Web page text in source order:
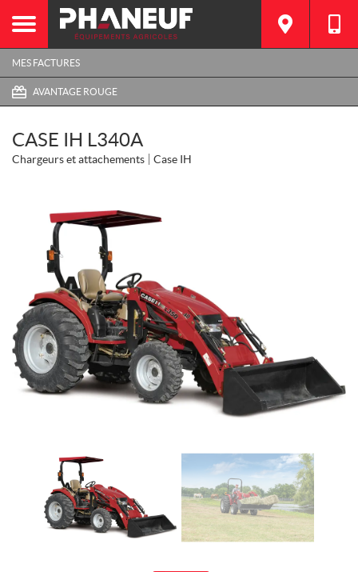
MES FACTURES
AVANTAGE ROUGE
CASE IH L340A
Chargeurs et attachements Case IH